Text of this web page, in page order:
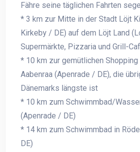
Fähre seine täglichen Fahrten
* 3 km zur Mitte in der Stadt Löjt
Kirkeby / DE) auf dem Löjt Land
Supermärkte, Pizzaria und Grill-
* 10 km zur gemütlichen
Aabenraa (Apenrade / DE), die
Dänemarks längste ist
* 10 km zum Schwimmbad/
(Apenrade / DE)
* 14 km zum Schwimmbad in
DE)